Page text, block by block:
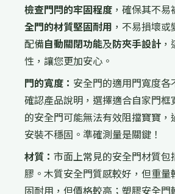
檢查門閂的牢固程度 ，確保其不易
全門的材質堅固耐用 ，不易損壞
配備自動關閉功能及防夾手設計
性，讓您更加安心。
門的寬度： 安全門的適用門寬度
確認產品說明，選擇適合自家門框
的安全門可能無法有效阻擋寶寶
安裝不穩固。準確測量是關鍵！
材質： 市面上常見的安全門材質包
膠。木質安全門質感較好，但重
固耐用，但價格較高；塑膠安全